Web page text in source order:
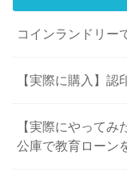
コインランドリー
【実際に購入】
【実際にやって
公庫で教育ローン